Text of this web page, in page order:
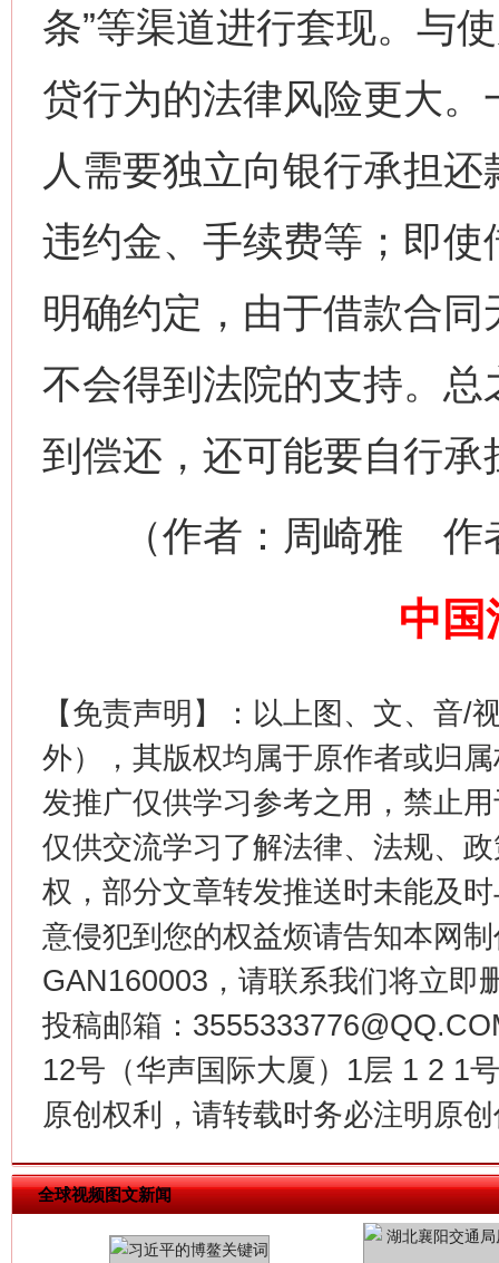
条”等渠道进行套现。与
贷行为的法律风险更大
人需要独立向银行承担
违约金、手续费等；即
明确约定，由于借款合
不会得到法院的支持。
到偿还，还可能要自行
（作者：周崎雅 作者
中国
【免责声明】：以上图、文、音/
外），其版权均属于原作者或归
发推广仅供学习参考之用，禁止
仅供交流学习了解法律、法规、
权，部分文章转发推送时未能及
意侵犯到您的权益烦请告知本网
GAN160003，请联系我们将立即
投稿邮箱：
12号（华声国际大厦）1层 1 2 1
原创权利，请转载时务必注明原
全球视频图文新闻
网上购药对药下症？
这是一记警钟！ 谢
在谋一域中谋全局
今